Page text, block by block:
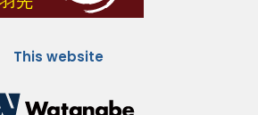
This website